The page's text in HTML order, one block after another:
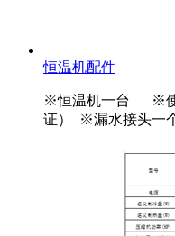
恒温机配件
※恒温机一台 ※使
证） ※漏水接头一